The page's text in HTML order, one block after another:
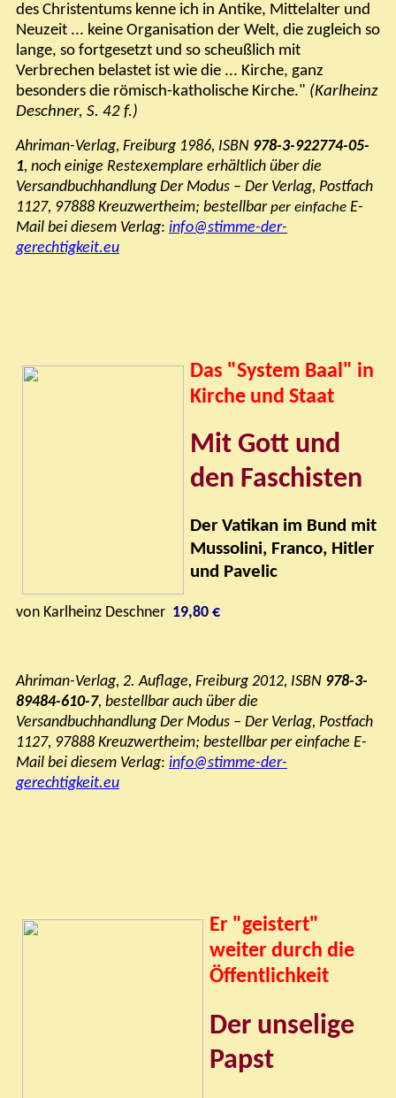
des Christentums kenne ich in Antike, Mittelalter und
Neuzeit ... keine Organisation der Welt, die zugleich so
lange, so fortgesetzt und so scheußlich mit
Verbrechen belastet ist wie die ... Kirche, ganz
besonders die römisch-katholische Kirche." (Karlheinz
Deschner, S. 42 f.)
Ahriman-Verlag, Freiburg 1986, ISBN 978-3-922774-05-
1, noch einige Restexemplare erhältlich über die
Versandbuchhandlung Der Modus – Der Verlag, Postfach
1127, 97888 Kreuzwertheim; bestellbarper einfache E-
Mail bei diesem Verlag: info@stimme-der-
gerechtigkeit.eu
Das "System Baal" in
Kirche und Staat
Mit Gott und
den Faschisten
Der Vatikan im Bund mit
Mussolini, Franco, Hitler
und Pavelic
von Karlheinz Deschner 19,80 €
Ahriman-Verlag, 2. Auflage, Freiburg 2012, ISBN 978-3-
89484-610-7, bestellbar auch über die
Versandbuchhandlung Der Modus – Der Verlag, Postfach
1127, 97888 Kreuzwertheim; bestellbar per einfache E-
Mail bei diesem Verlag: info@stimme-der-
gerechtigkeit.eu
Er "geistert"
weiter durch die
Öffentlichkeit
Der unselige
Papst